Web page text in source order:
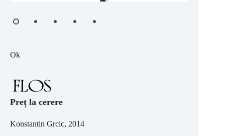
Ok
Preț la cerere
Konstantin Grcic, 2014